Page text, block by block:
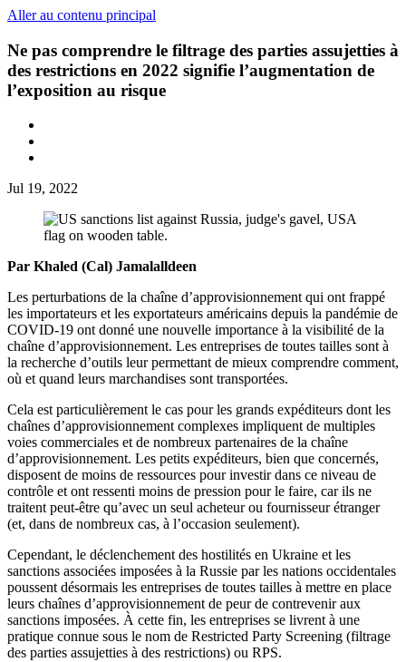
Aller au contenu principal
Ne pas comprendre le filtrage des parties assujetties à
des restrictions en 2022 signifie l’augmentation de
l’exposition au risque
Jul 19, 2022
Par Khaled (Cal) Jamalalldeen
Les perturbations de la chaîne d’approvisionnement qui ont frappé
les importateurs et les exportateurs américains depuis la pandémie de
COVID-19 ont donné une nouvelle importance à la visibilité de la
chaîne d’approvisionnement. Les entreprises de toutes tailles sont à
la recherche d’outils leur permettant de mieux comprendre comment,
où et quand leurs marchandises sont transportées.
Cela est particulièrement le cas pour les grands expéditeurs dont les
chaînes d’approvisionnement complexes impliquent de multiples
voies commerciales et de nombreux partenaires de la chaîne
d’approvisionnement. Les petits expéditeurs, bien que concernés,
disposent de moins de ressources pour investir dans ce niveau de
contrôle et ont ressenti moins de pression pour le faire, car ils ne
traitent peut-être qu’avec un seul acheteur ou fournisseur étranger
(et, dans de nombreux cas, à l’occasion seulement).
Cependant, le déclenchement des hostilités en Ukraine et les
sanctions associées imposées à la Russie par les nations occidentales
poussent désormais les entreprises de toutes tailles à mettre en place
leurs chaînes d’approvisionnement de peur de contrevenir aux
sanctions imposées. À cette fin, les entreprises se livrent à une
pratique connue sous le nom de Restricted Party Screening (filtrage
des parties assujetties à des restrictions) ou RPS.